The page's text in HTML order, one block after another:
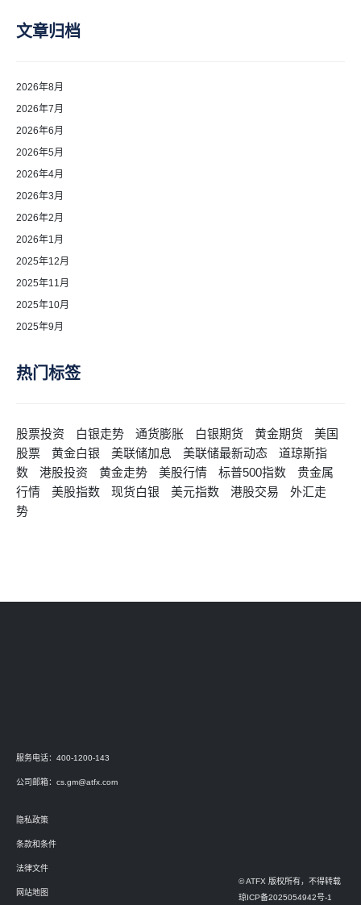
文章归档
2026年8月
2026年7月
2026年6月
2026年5月
2026年4月
2026年3月
2026年2月
2026年1月
2025年12月
2025年11月
2025年10月
2025年9月
热门标签
股票投资 白银走势 通货膨胀 白银期货 黄金期货
美国
股票
黄金白银 美联储加息 美联储最新动态
道琼斯指
数
港股投资 黄金走势 美股行情 标普500指数
贵金属
行情
美股指数 现货白银 美元指数 港股交易
外汇走
势
服务电话：400-1200-143
公司邮箱： cs.gm@atfx.com
隐私政策
条款和条件
法律文件
网站地图
© ATFX 版权所有，不得转载
琼ICP备2025054942号-1